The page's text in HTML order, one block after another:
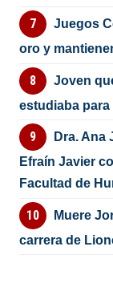
Juegos
oro y
Joven
estudiaba
Dra. Ana
Efraín Javier
Facultad de
Muere
carrera de